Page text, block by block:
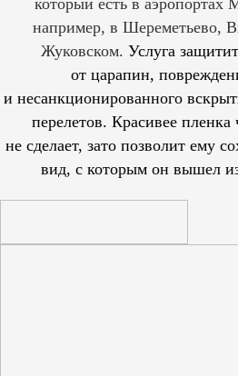
например, в Шереметьево,
Жуковском. Услуга
от царапин,
и несанкционированного
перелетов. Красивее пленка
не сделает, зато позволит ему
вид, с которым он вышел